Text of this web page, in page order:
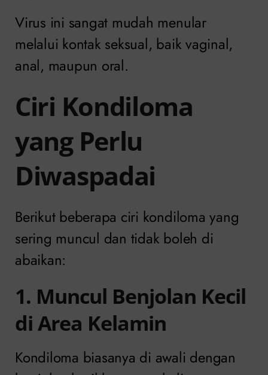
Virus ini sangat mudah menular
melalui kontak seksual, baik vaginal,
anal, maupun oral.
Ciri Kondiloma
yang Perlu
Diwaspadai
Berikut beberapa ciri kondiloma yang
sering muncul dan tidak boleh di
abaikan:
1. Muncul Benjolan Kecil
di Area Kelamin
Kondiloma biasanya di awali dengan